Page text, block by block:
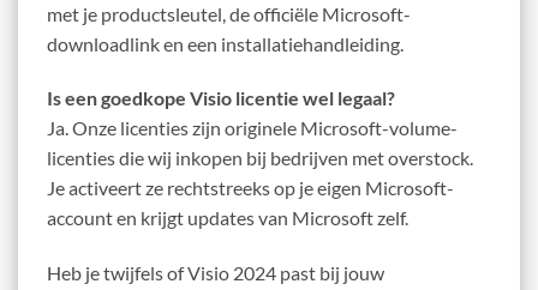
met je productsleutel, de officiële Microsoft-
downloadlink en een installatiehandleiding.
Is een goedkope Visio licentie wel legaal?
Ja. Onze licenties zijn originele Microsoft-volume-
licenties die wij inkopen bij bedrijven met overstock.
Je activeert ze rechtstreeks op je eigen Microsoft-
account en krijgt updates van Microsoft zelf.
Heb je twijfels of Visio 2024 past bij jouw